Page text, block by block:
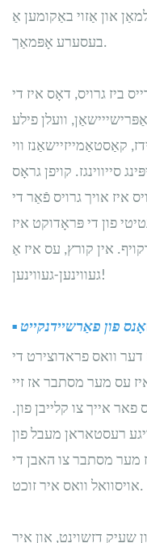
און אַזוי באַקומען אַ
בעסערע אָפּמאַך.
ביז גרויס, דאָס איז די
וועלן פילע
קאַסטאַמייזיישאַנז ווי
סייווינגז. קויפן גראָס
איז אויך גרויס פֿאַר די
פון די פּראָדוקט איז
אין קורץ, עס איז אַ
געווינען-געווינען!
▪ פון פאַרשיידנקייט
וואס פראדוצירט די
עס מער מסתבר אז זיי
אייך צו קלייבן פון.
פון רעסטאראן מעבל
מער מסתבר צו האבן די
אויסוואל וואס איר זוכט.
שעיק דזשוינט, און איר